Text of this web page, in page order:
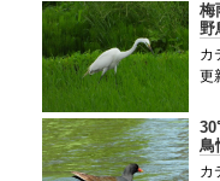
梅
野
カ
更
鳥
カ